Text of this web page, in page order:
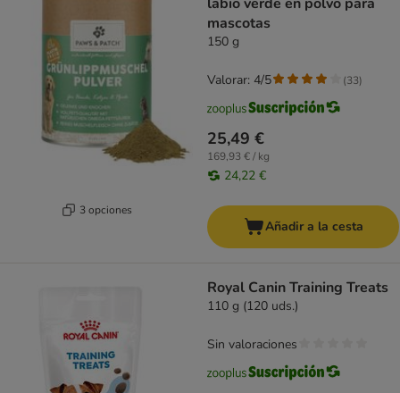
3 opciones
mascotas
150 g
25,49 €
169,93 € / kg
24,22 €
Valorar: 4/5 (33)
Añadir a la cesta
Royal Canin Training Treats
110 g (120 uds.)
Sin valoraciones